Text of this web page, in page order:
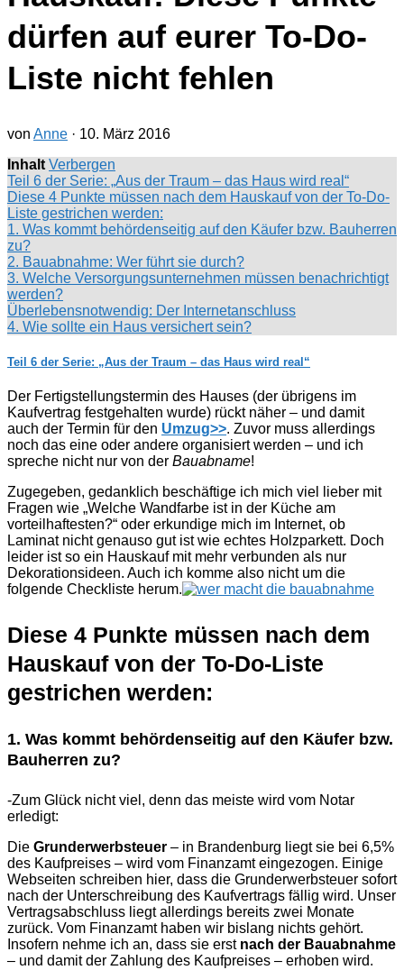
dürfen auf eurer To-Do-
Liste nicht fehlen
von Anne · 10. März 2016
Inhalt Verbergen
Teil 6 der Serie: „Aus der Traum – das Haus wird real“
Diese 4 Punkte müssen nach dem Hauskauf von der To-Do-
Liste gestrichen werden:
1. Was kommt behördenseitig auf den Käufer bzw. Bauherren
zu?
2. Bauabnahme: Wer führt sie durch?
3. Welche Versorgungsunternehmen müssen benachrichtigt
werden?
Überlebensnotwendig: Der Internetanschluss
4. Wie sollte ein Haus versichert sein?
Teil 6 der Serie: „Aus der Traum – das Haus wird real“
Der Fertigstellungstermin des Hauses (der übrigens im
Kaufvertrag festgehalten wurde) rückt näher – und damit
auch der Termin für den Umzug>>. Zuvor muss allerdings
noch das eine oder andere organisiert werden – und ich
spreche nicht nur von der Bauabname!
Zugegeben, gedanklich beschäftige ich mich viel lieber mit
Fragen wie „Welche Wandfarbe ist in der Küche am
vorteilhaftesten?“ oder erkundige mich im Internet, ob
Laminat nicht genauso gut ist wie echtes Holzparkett. Doch
leider ist so ein Hauskauf mit mehr verbunden als nur
Dekorationsideen. Auch ich komme also nicht um die
folgende Checkliste herum.
Diese 4 Punkte müssen nach dem
Hauskauf von der To-Do-Liste
gestrichen werden:
1. Was kommt behördenseitig auf den Käufer bzw.
Bauherren zu?
-Zum Glück nicht viel, denn das meiste wird vom Notar
erledigt:
Die Grunderwerbsteuer – in Brandenburg liegt sie bei 6,5%
des Kaufpreises – wird vom Finanzamt eingezogen. Einige
Webseiten schreiben hier, dass die Grunderwerbsteuer sofort
nach der Unterschreibung des Kaufvertrags fällig wird. Unser
Vertragsabschluss liegt allerdings bereits zwei Monate
zurück. Vom Finanzamt haben wir bislang nichts gehört.
Insofern nehme ich an, dass sie erst nach der Bauabnahme
– und damit der Zahlung des Kaufpreises – erhoben wird.